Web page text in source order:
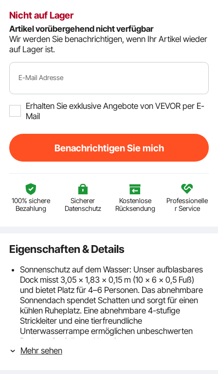
Nicht auf Lager
Artikel vorübergehend nicht verfügbar
Wir werden Sie benachrichtigen, wenn Ihr Artikel wieder
auf Lager ist.
E-Mail Adresse
Erhalten Sie exklusive Angebote von VEVOR per E-
Mail
Benachrichtigen Sie mich
100% sichere
Bezahlung
Sicherer
Datenschutz
Kostenlose
Rücksendung
Professionelle
r Service
Eigenschaften & Details
Sonnenschutz auf dem Wasser: Unser aufblasbares
Dock misst 3,05 x 1,83 x 0,15 m (10 x 6 x 0,5 Fuß)
und bietet Platz für 4–6 Personen. Das abnehmbare
Sonnendach spendet Schatten und sorgt für einen
kühlen Ruheplatz. Eine abnehmbare 4-stufige
Strickleiter und eine tierfreundliche
Unterwasserrampe ermöglichen unbeschwerten
Badespaß mit Ihrem Haustier
Unendlicher Wasserspaß: Die aufblasbare
Mehr sehen